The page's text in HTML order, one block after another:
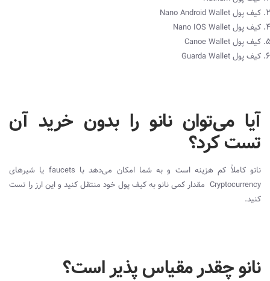
کیف پول Nano Android Wallet
کیف پول Nano IOS Wallet
کیف پول Canoe Wallet
کیف پول Guarda Wallet
آیا می‌توان نانو را بدون خرید آن
تست کرد؟
نانو کاملاً کم هزینه است و به شما امکان می‌دهد با faucets یا شیرهای
Cryptocurrency مقدار کمی نانو به کیف پول خود منتقل کنید و این ارز را تست
کنید.
نانو چقدر مقیاس پذیر است؟